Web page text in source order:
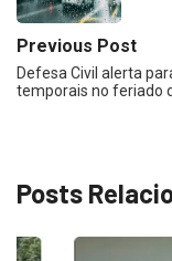
Previous Post
Defesa Civil alerta
temporais no feriado
Posts